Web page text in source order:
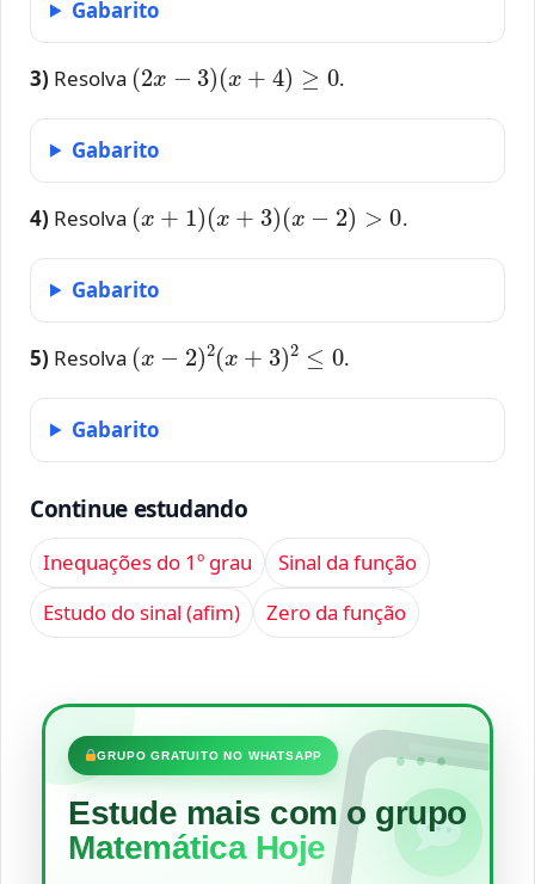
Gabarito
3) Resolva
(2 )(x+ 0
.
Gabarito
4) Resolva
(x (x + x− 2
.
Gabarito
5) Resolva
(x )2(x 2≤0
.
Gabarito
Continue estudando
Inequações do 1º grau
Sinal da função
Estudo do sinal (afim)
Zero da função
•••
GRUPO GRATUITO NO WHATSAPP
Estude mais com o grupo
Matemática Hoje